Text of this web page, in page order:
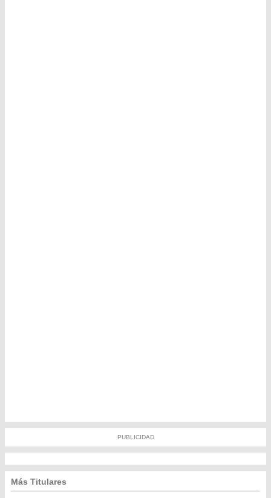
PUBLICIDAD
Más Titulares